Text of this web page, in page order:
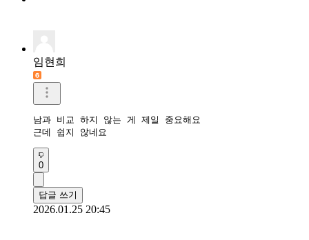
임현희
남과 비교 하지 않는 게 제일 중요해요
근데 쉽지 않네요
0
답글 쓰기
2026.01.25 20:45